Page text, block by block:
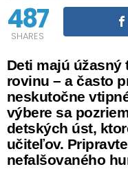
487
SHARES
Deti majú
rovinu – a často
neskutočne
výbere sa
detských úst,
učiteľov.
nefalšovaného